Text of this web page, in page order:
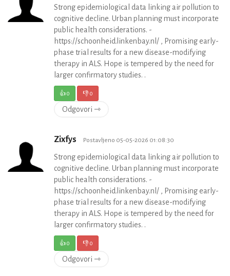
Strong epidemiological data linking air pollution to
cognitive decline. Urban planning must incorporate
public health considerations. -
https://schoonheid.linkenbay.nl/ , Promising early-
phase trial results for a new disease-modifying
therapy in ALS. Hope is tempered by the need for
larger confirmatory studies. .
👍0 👎0
Odgovori ⇾
Zixfys Postavljeno 05-05-2026 01:08:30
Strong epidemiological data linking air pollution to
cognitive decline. Urban planning must incorporate
public health considerations. -
https://schoonheid.linkenbay.nl/ , Promising early-
phase trial results for a new disease-modifying
therapy in ALS. Hope is tempered by the need for
larger confirmatory studies. .
👍0 👎0
Odgovori ⇾